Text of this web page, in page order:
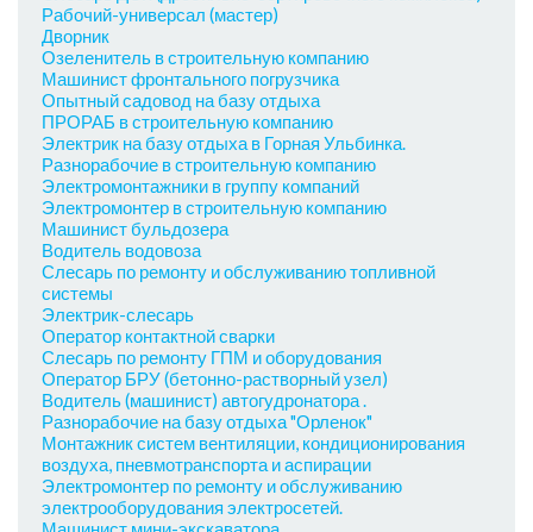
Рабочий-универсал (мастер)
Дворник
Озеленитель в строительную компанию
Машинист фронтального погрузчика
Опытный садовод на базу отдыха
ПРОРАБ в строительную компанию
Электрик на базу отдыха в Горная Ульбинка.
Разнорабочие в строительную компанию
Электромонтажники в группу компаний
Электромонтер в строительную компанию
Машинист бульдозера
Водитель водовоза
Слесарь по ремонту и обслуживанию топливной
системы
Электрик-слесарь
Оператор контактной сварки
Слесарь по ремонту ГПМ и оборудования
Оператор БРУ (бетонно-растворный узел)
Водитель (машинист) автогудронатора .
Разнорабочие на базу отдыха "Орленок"
Монтажник систем вентиляции, кондиционирования
воздуха, пневмотранспорта и аспирации
Электромонтер по ремонту и обслуживанию
электрооборудования электросетей.